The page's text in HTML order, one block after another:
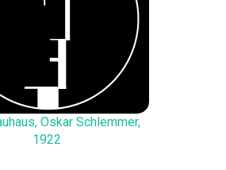
Oskar Schlemmer,
1922